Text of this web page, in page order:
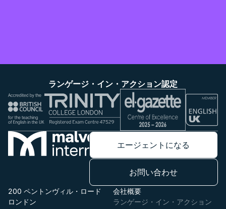
ランゲージ・イン・アクション認定
エージェントになる
お問い合わせ
200 ペントンヴィル・ロード
ロンドン
会社概要
ランゲージ・イン・アクション